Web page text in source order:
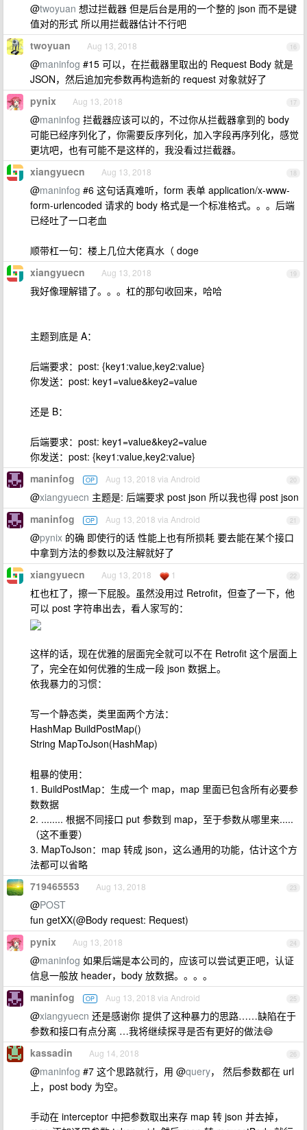
@twoyuan 想过拦截器 但是后台是用的一个整的 json 而不是键
值对的形式 所以用拦截器估计不行吧
16
twoyuan Aug 13, 2018
@maninfog #15 可以，在拦截器里取出的 Request Body 就是
JSON，然后追加完参数再构造新的 request 对象就好了
17
pynix Aug 13, 2018
@maninfog 拦截器应该可以的，不过你从拦截器拿到的 body
可能已经序列化了，你需要反序列化，加入字段再序列化，感觉
更坑吧，也有可能不是这样的，我没看过拦截器。
18
xiangyuecn Aug 13, 2018
@maninfog #6 这句话真难听，form 表单 application/x-www-
form-urlencoded 请求的 body 格式是一个标准格式。。。后端
已经吐了一口老血
顺带杠一句：楼上几位大佬真水（ doge
19
xiangyuecn Aug 13, 2018
我好像理解错了。。。杠的那句收回来，哈哈
主题到底是 A：
后端要求：post: {key1:value,key2:value}
你发送：post: key1=value&key2=value
还是 B：
后端要求：post: key1=value&key2=value
你发送：post: {key1:value,key2:value}
20
maninfog OP Aug 13, 2018 via Android
@xiangyuecn 主题是: 后端要求 post json 所以我也得 post json
21
maninfog OP Aug 13, 2018 via Android
@pynix 的确 即使行的话 性能上也有所损耗 要去能在某个接口
中拿到方法的参数以及注解就好了
22
xiangyuecn Aug 13, 2018 1
杠也杠了，擦一下屁股。虽然没用过 Retrofit，但查了一下，他
可以 post 字符串出去，看人家写的：
这样的话，现在优雅的层面完全就可以不在 Retrofit 这个层面上
了，完全在如何优雅的生成一段 json 数据上。
依我暴力的习惯：
写一个静态类，类里面两个方法：
HashMap BuildPostMap()
String MapToJson(HashMap)
粗暴的使用：
1. BuildPostMap：生成一个 map，map 里面已包含所有必要参
数数据
2. ........ 根据不同接口 put 参数到 map，至于参数从哪里来.....
（这不重要）
3. MapToJson：map 转成 json，这么通用的功能，估计这个方
法都可以省略
23
719465553 Aug 13, 2018
@POST
fun getXX(@Body request: Request)
24
pynix Aug 13, 2018
@maninfog 如果后端是本公司的，应该可以尝试更正吧，认证
信息一般放 header，body 放数据。。。。
25
maninfog OP Aug 13, 2018 via Android
@xiangyuecn 还是感谢你 提供了这种暴力的思路……缺陷在于
参数和接口有点分离 …我将继续探寻是否有更好的做法😄
26
kassadin Aug 14, 2018
@maninfog #7 这个思路就行，用 @query， 然后参数都在 url
上，post body 为空。
手动在 interceptor 中把参数取出来存 map 转 json 并去掉，